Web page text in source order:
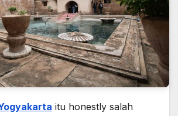
itu honestly salah